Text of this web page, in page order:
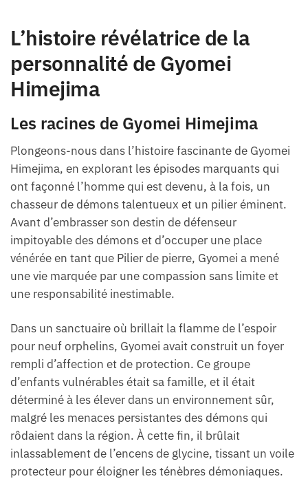
L’histoire révélatrice de la
personnalité de Gyomei
Himejima
Les racines de Gyomei Himejima
Plongeons-nous dans l’histoire fascinante de Gyomei
Himejima, en explorant les épisodes marquants qui
ont façonné l’homme qui est devenu, à la fois, un
chasseur de démons talentueux et un pilier éminent.
Avant d’embrasser son destin de défenseur
impitoyable des démons et d’occuper une place
vénérée en tant que Pilier de pierre, Gyomei a mené
une vie marquée par une compassion sans limite et
une responsabilité inestimable.
Dans un sanctuaire où brillait la flamme de l’espoir
pour neuf orphelins, Gyomei avait construit un foyer
rempli d’affection et de protection. Ce groupe
d’enfants vulnérables était sa famille, et il était
déterminé à les élever dans un environnement sûr,
malgré les menaces persistantes des démons qui
rôdaient dans la région. À cette fin, il brûlait
inlassablement de l’encens de glycine, tissant un voile
protecteur pour éloigner les ténèbres démoniaques.